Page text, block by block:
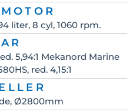
liter, 8 cyl, 1060 rpm.
5,94:1 Mekanord Marine
red. 4,15:1
Ø2800mm